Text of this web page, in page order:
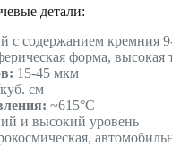
детали:
содержанием кремния
форма, высокая
15-45 мкм
см
~615°C
и высокий уровень